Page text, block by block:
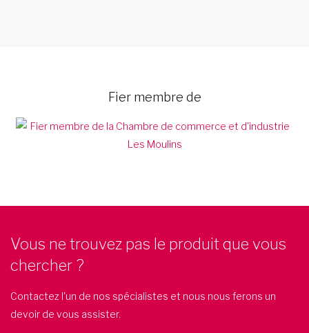
Fier membre de
Vous ne trouvez pas le produit que vous
chercher ?
Contactez l'un de nos spécialistes et nous nous ferons un
devoir de vous assister.